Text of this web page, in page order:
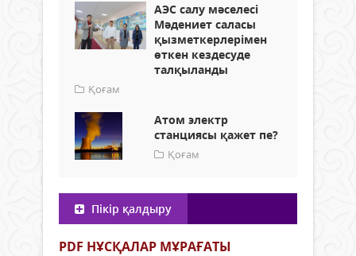
АЭС салу мәселесі
Мәдениет саласы
қызметкерлерімен
өткен кездесуде
талқыланды
Қоғам
Атом электр
станциясы қажет пе?
Қоғам
Пікір қалдыру
PDF НҰСҚАЛАР МҰРАҒАТЫ